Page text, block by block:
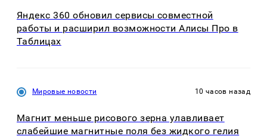
Яндекс 360 обновил сервисы совместной
работы и расширил возможности Алисы Про в
Таблицах
Мировые новости 10 часов назад
Магнит меньше рисового зерна улавливает
слабейшие магнитные поля без жидкого гелия